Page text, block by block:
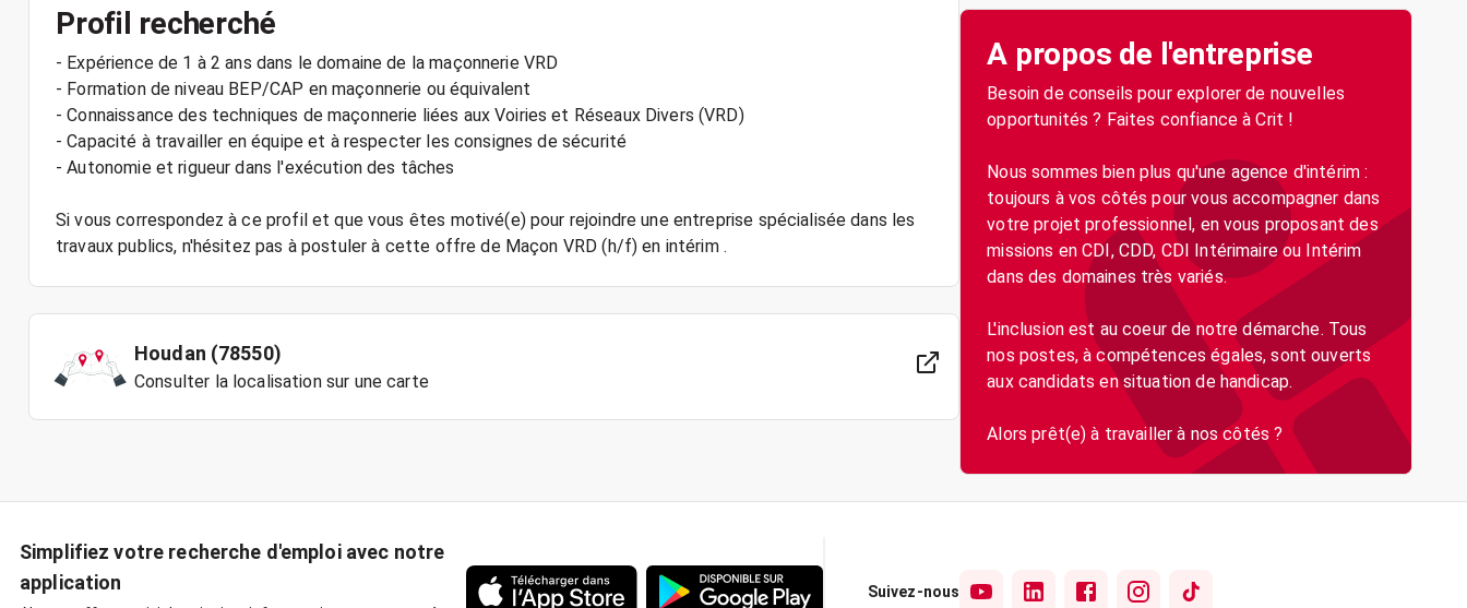
Profil recherché
- Expérience de 1 à 2 ans dans le domaine de la maçonnerie VRD
- Formation de niveau BEP/CAP en maçonnerie ou équivalent
- Connaissance des techniques de maçonnerie liées aux Voiries et Réseaux Divers (VRD)
- Capacité à travailler en équipe et à respecter les consignes de sécurité
- Autonomie et rigueur dans l'exécution des tâches
Si vous correspondez à ce profil et que vous êtes motivé(e) pour rejoindre une entreprise spécialisée dans les
travaux publics, n'hésitez pas à postuler à cette offre de Maçon VRD (h/f) en intérim .
Houdan (78550)
Consulter la localisation sur une carte
A propos de l'entreprise
Besoin de conseils pour explorer de nouvelles
opportunités ? Faites confiance à Crit !
Nous sommes bien plus qu'une agence d'intérim :
toujours à vos côtés pour vous accompagner dans
votre projet professionnel, en vous proposant des
missions en CDI, CDD, CDI Intérimaire ou Intérim
dans des domaines très variés.
L'inclusion est au coeur de notre démarche. Tous
nos postes, à compétences égales, sont ouverts
aux candidats en situation de handicap.
Alors prêt(e) à travailler à nos côtés ?
Simplifiez votre recherche d'emploi avec notre
application
Suivez-nous